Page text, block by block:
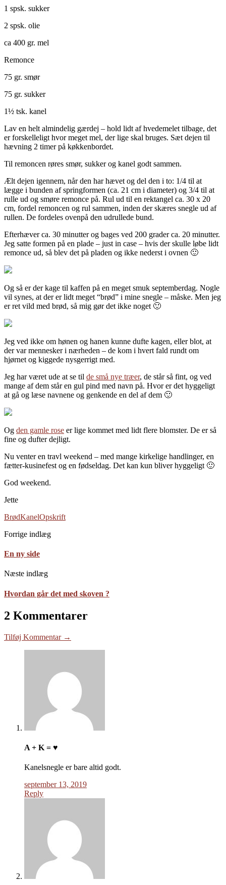
1 spsk. sukker
2 spsk. olie
ca 400 gr. mel
Remonce
75 gr. smør
75 gr. sukker
1½ tsk. kanel
Lav en helt almindelig gærdej – hold lidt af hvedemelet tilbage, det
er forskelleligt hvor meget mel, der lige skal bruges. Sæt dejen til
hævning 2 timer på køkkenbordet.
Til remoncen røres smør, sukker og kanel godt sammen.
Ælt dejen igennem, når den har hævet og del den i to: 1/4 til at
lægge i bunden af springformen (ca. 21 cm i diameter) og 3/4 til at
rulle ud og smøre remonce på. Rul ud til en rektangel ca. 30 x 20
cm, fordel remoncen og rul sammen, inden der skæres snegle ud af
rullen. De fordeles ovenpå den udrullede bund.
Efterhæver ca. 30 minutter og bages ved 200 grader ca. 20 minutter.
Jeg satte formen på en plade – just in case – hvis der skulle løbe lidt
remonce ud, så blev det på pladen og ikke nederst i ovnen 🙂
Og så er der kage til kaffen på en meget smuk septemberdag. Nogle
vil synes, at der er lidt meget “brød” i mine snegle – måske. Men jeg
er ret vild med brød, så mig gør det ikke noget 🙂
Jeg ved ikke om hønen og hanen kunne dufte kagen, eller blot, at
der var mennesker i nærheden – de kom i hvert fald rundt om
hjørnet og kiggede nysgerrigt med.
Jeg har været ude at se til de små nye træer, de står så fint, og ved
mange af dem står en gul pind med navn på. Hvor er det hyggeligt
at gå og læse navnene og genkende en del af dem 🙂
Og den gamle rose er lige kommet med lidt flere blomster. De er så
fine og dufter dejligt.
Nu venter en travl weekend – med mange kirkelige handlinger, en
fætter-kusinefest og en fødseldag. Det kan kun bliver hyggeligt 🙂
God weekend.
Jette
BrødKanelOpskrift
Forrige indlæg
En ny side
Næste indlæg
Hvordan går det med skoven ?
2 Kommentarer
Tilføj Kommentar →
A + K = ♥
Kanelsnegle er bare altid godt.
september 13, 2019
Reply